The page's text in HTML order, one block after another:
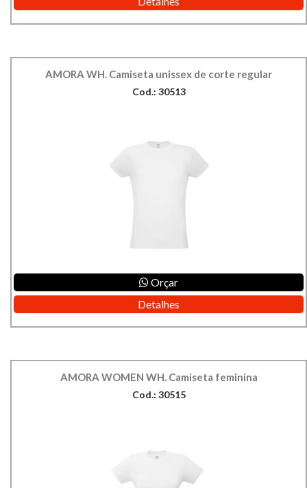
AMORA WH. Camiseta unissex de corte regular
Cod.: 30513
Orçar
Detalhes
AMORA WOMEN WH. Camiseta feminina
Cod.: 30515